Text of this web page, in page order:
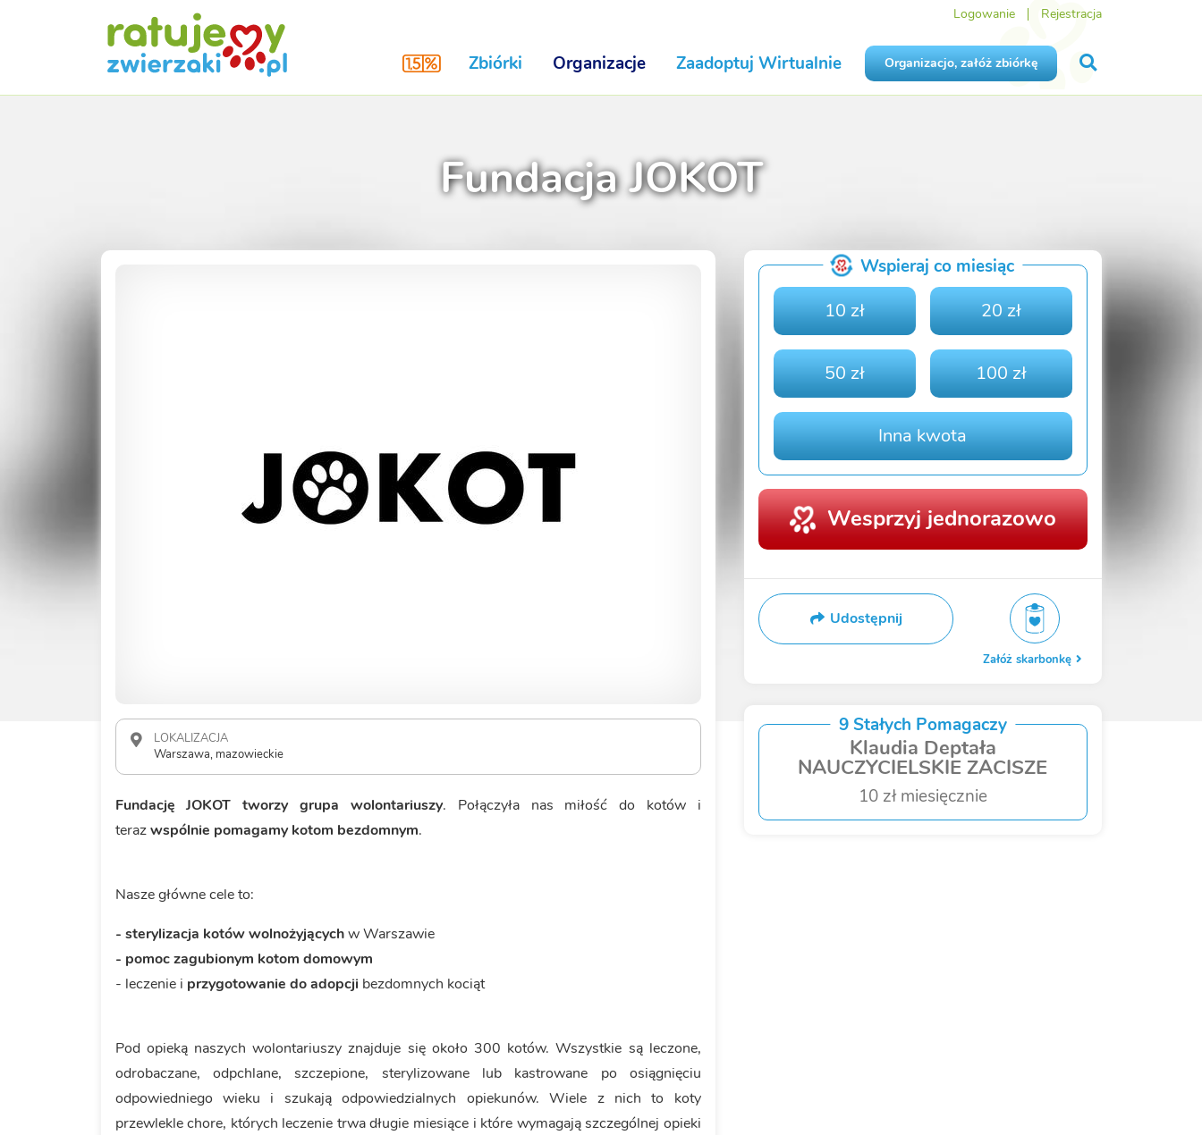
Logowanie Rejestracja
Zbiórki Organizacje Zaadoptuj Wirtualnie Organizacjo, załóż zbiórkę
Fundacja JOKOT
LOKALIZACJA
Warszawa, mazowieckie
Fundację JOKOT tworzy grupa wolontariuszy. Połączyła nas miłość do kotów i
terazwspólnie pomagamy kotom bezdomnym.
Nasze główne cele to:
- sterylizacja kotów wolnożyjącychw Warszawie
- pomoc zagubionym kotom domowym
- leczenie i przygotowanie do adopcji bezdomnych kociąt
Pod opieką naszych wolontariuszy znajduje się około 300 kotów. Wszystkie są leczone,
odrobaczane, odpchlane, szczepione, sterylizowane lub kastrowane po osiągnięciu
odpowiedniego wieku i szukają odpowiedzialnych opiekunów. Wiele z nich to koty
przewlekle chore, których leczenie trwa długie miesiące i które wymagają szczególnej opieki
Wspieraj co miesiąc
10 zł 20 zł
50 zł 100 zł
Inna kwota
Wesprzyj jednorazowo
Udostępnij
Załóż skarbonkę
9 Stałych Pomagaczy
Klaudia Deptała
NAUCZYCIELSKIE ZACISZE
10 zł miesięcznie